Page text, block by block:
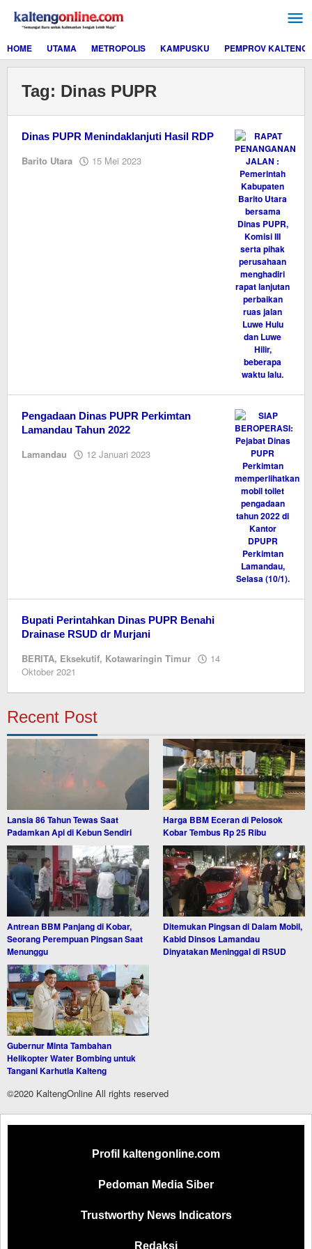
konten
HOME
UTAMA METROPOLIS KAMPUSKU PEMPROV KALTENG
Tag: Dinas PUPR
Dinas PUPR Menindaklanjuti Hasil RDP
Barito Utara 15 Mei 2023
Pengadaan Dinas PUPR Perkimtan
Lamandau Tahun 2022
Lamandau 12 Januari 2023
Bupati Perintahkan Dinas PUPR Benahi
Drainase RSUD dr Murjani
BERITA, Eksekutif, Kotawaringin Timur
14
Oktober 2021
Recent Post
Lansia 86 Tahun Tewas Saat
Padamkan Api di Kebun Sendiri
Harga BBM Eceran di Pelosok
Kobar Tembus Rp 25 Ribu
Antrean BBM Panjang di Kobar,
Seorang Perempuan Pingsan Saat
Menunggu
Ditemukan Pingsan di Dalam Mobil,
Kabid Dinsos Lamandau
Dinyatakan Meninggal di RSUD
Gubernur Minta Tambahan
Helikopter Water Bombing untuk
Tangani Karhutla Kalteng
©2020 KaltengOnline All rights reserved
Profil kaltengonline.com
Pedoman Media Siber
Trustworthy News Indicators
Redaksi